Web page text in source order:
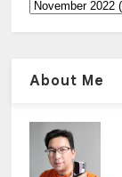
About Me